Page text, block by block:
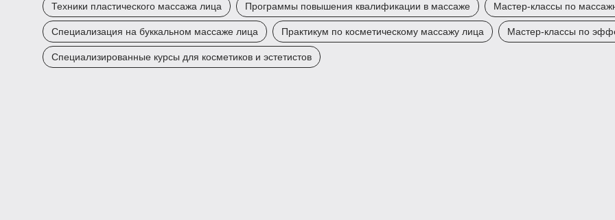
Техники пластического массажа лица Программы повышения квалификации в массаже Мастер-классы по
Специализация на буккальном массаже лица Практикум по косметическому массажу лица Мастер-классы по
Специализированные курсы для косметиков и эстетистов